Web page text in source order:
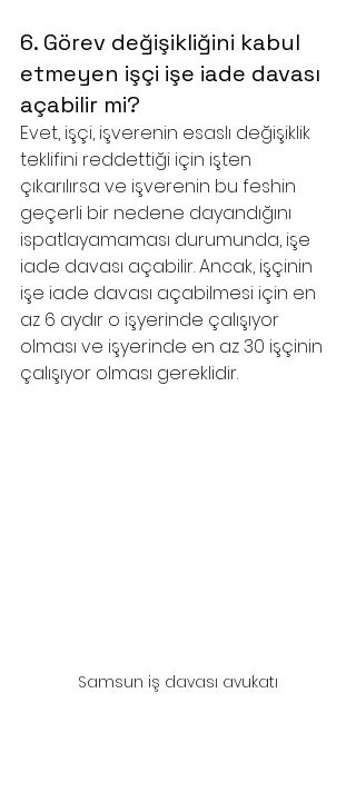
6. Görev değişikliğini kabul
etmeyen işçi işe iade davası
açabilir mi?
Evet, işçi, işverenin esaslı değişiklik
teklifini reddettiği için işten
çıkarılırsa ve işverenin bu feshin
geçerli bir nedene dayandığını
ispatlayamaması durumunda, işe
iade davası açabilir. Ancak, işçinin
işe iade davası açabilmesi için en
az 6 aydır o işyerinde çalışıyor
olması ve işyerinde en az 30 işçinin
çalışıyor olması gereklidir.
Samsun iş davası avukatı